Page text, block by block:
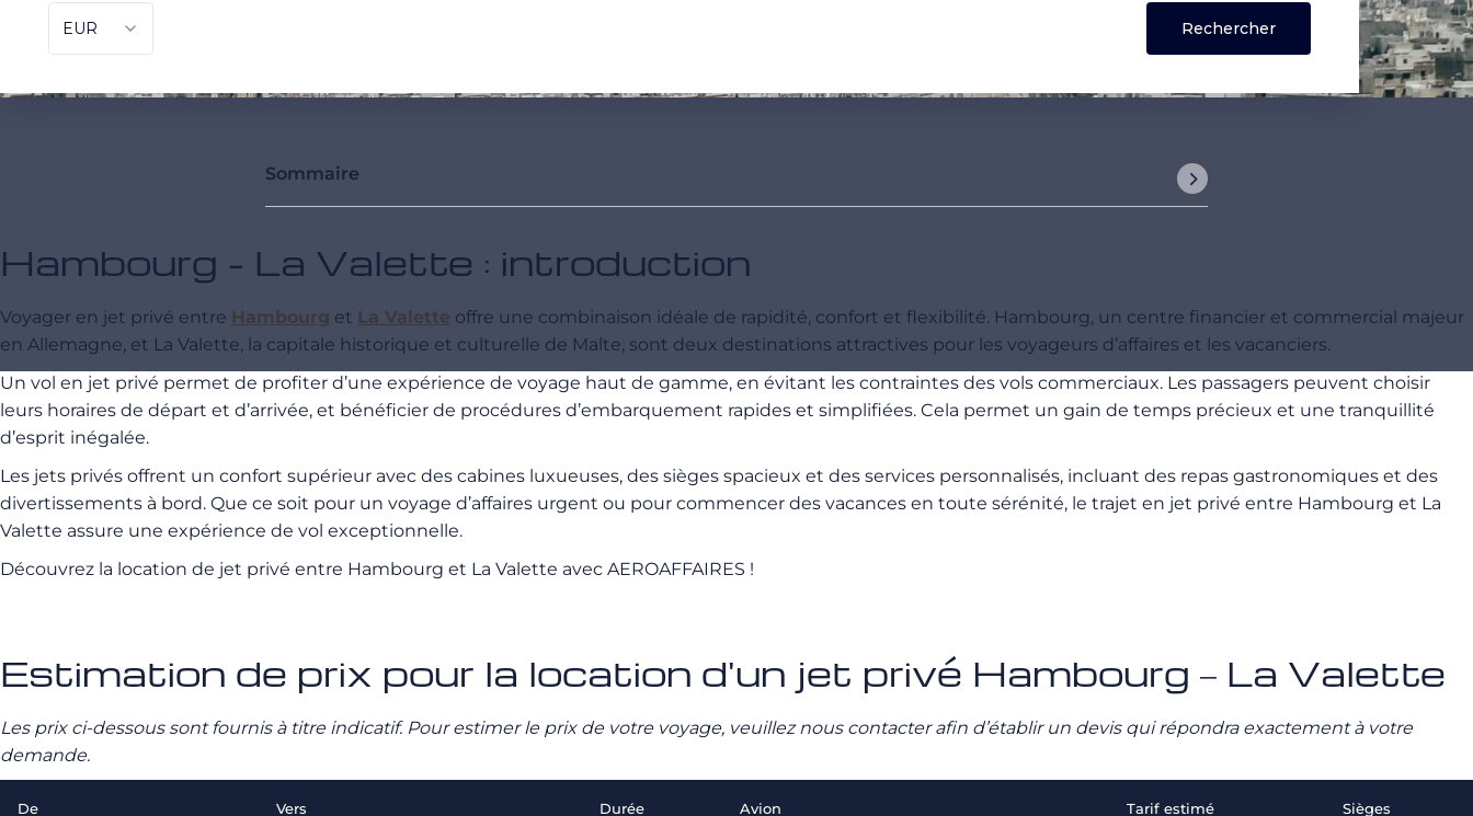
Sommaire
Hambourg - La Valette : introduction
Voyager en jet privé entre Hambourg et La Valette offre une combinaison idéale de rapidité, confort et flexibilité. Hambourg, un centre financier et commercial majeur
en Allemagne, et La Valette, la capitale historique et culturelle de Malte, sont deux destinations attractives pour les voyageurs d’affaires et les vacanciers.
Un vol en jet privé permet de profiter d’une expérience de voyage haut de gamme, en évitant les contraintes des vols commerciaux. Les passagers peuvent choisir
leurs horaires de départ et d’arrivée, et bénéficier de procédures d’embarquement rapides et simplifiées. Cela permet un gain de temps précieux et une tranquillité
d’esprit inégalée.
Les jets privés offrent un confort supérieur avec des cabines luxueuses, des sièges spacieux et des services personnalisés, incluant des repas gastronomiques et des
divertissements à bord. Que ce soit pour un voyage d’affaires urgent ou pour commencer des vacances en toute sérénité, le trajet en jet privé entre Hambourg et La
Valette assure une expérience de vol exceptionnelle.
Découvrez la location de jet privé entre Hambourg et La Valette avec AEROAFFAIRES !
Estimation de prix pour la location d'un jet privé Hambourg – La Valette
Les prix ci-dessous sont fournis à titre indicatif. Pour estimer le prix de votre voyage, veuillez nous contacter afin d’établir un devis qui répondra exactement à votre
demande.
De Vers Durée Avion Tarif estimé Sièges